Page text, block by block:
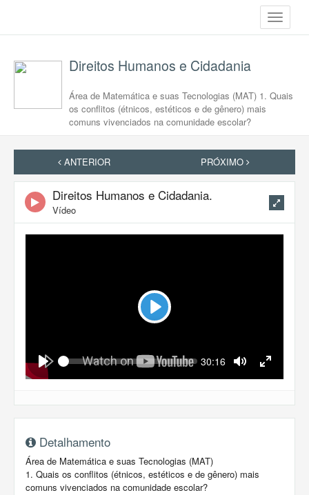
Toggle
Direitos Humanos e Cidadania
Área de Matemática e suas Tecnologias (MAT) 1. Quais
os conflitos (étnicos, estéticos e de gênero) mais
comuns vivenciados na comunidade escolar?
ANTERIOR PRÓXIMO
Direitos Humanos e Cidadania.
Vídeo
Play
Play
Seek Current
30:16
Mute Fullscreen
Detalhamento
Área de Matemática e suas Tecnologias (MAT)
1. Quais os conflitos (étnicos, estéticos e de gênero) mais
comuns vivenciados na comunidade escolar?